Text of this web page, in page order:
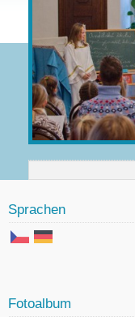
Sprachen
Fotoalbum